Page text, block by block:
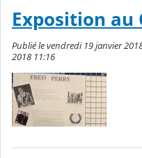
Exposition au
Publié le vendredi 19 janvier
2018 11:16